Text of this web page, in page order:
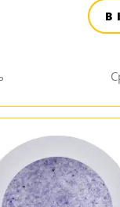
В